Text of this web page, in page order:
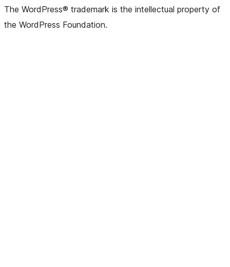
The WordPress® trademark is the intellectual property of
the WordPress Foundation.